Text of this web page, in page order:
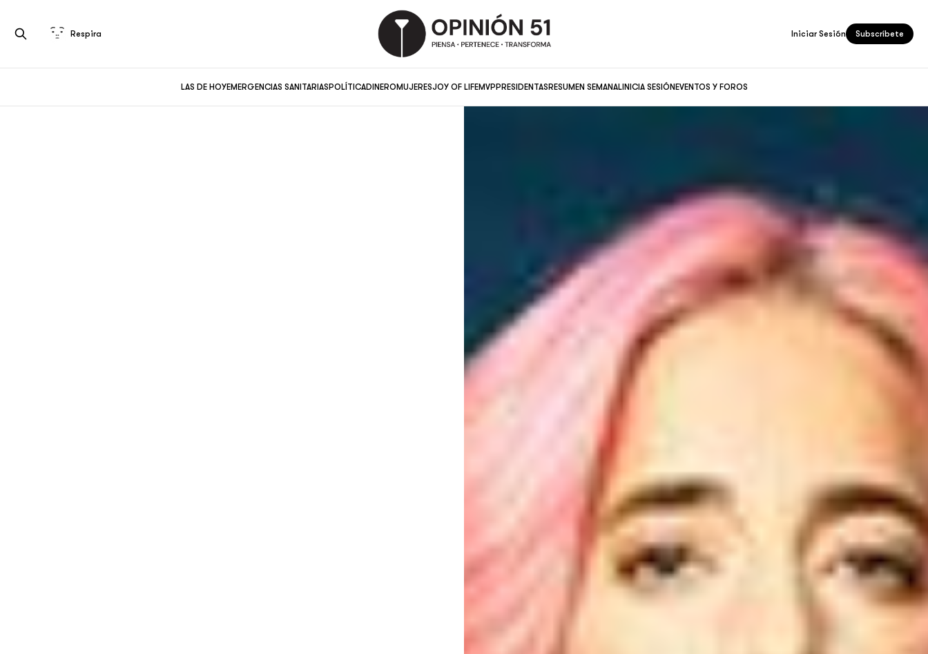
LAS DE HOYEMERGENCIAS SANITARIASPOLÍTICADINEROMUJERESJOY OF LIFEMVPPRESIDENTASRESUMEN SEMANALINICIA SESIÓNEVENTOS Y FOROS
Respira Iniciar Sesión Subscríbete